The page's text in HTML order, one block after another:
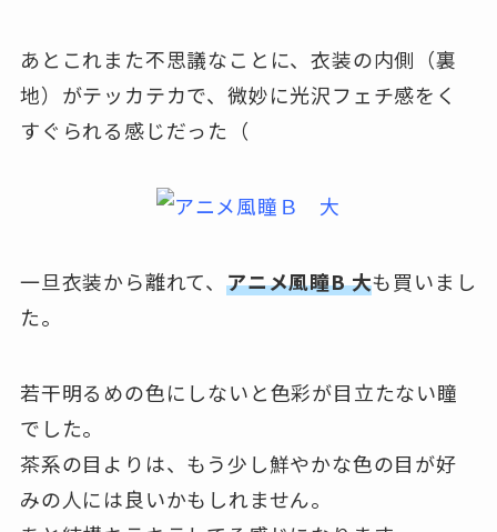
あとこれまた不思議なことに、衣装の内側（裏
地）がテッカテカで、微妙に光沢フェチ感をく
すぐられる感じだった（
一旦衣装から離れて、 アニメ風瞳B 大も買いまし
た。
若干明るめの色にしないと色彩が目立たない瞳
でした。
茶系の目よりは、もう少し鮮やかな色の目が好
みの人には良いかもしれません。